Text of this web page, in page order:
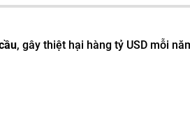
, gây thiệt hại hàng tỷ USD mỗi